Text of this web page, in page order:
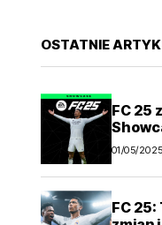
OSTATNIE
FC 25
gry
01/05/2025
FC 25: